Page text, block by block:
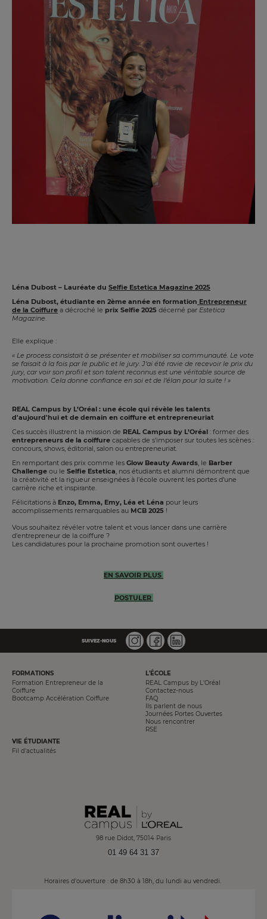
Léna Dubost – Lauréate du Selfie Estetica Magazine 2025
Léna Dubost, étudiante en 2ème année en formation Entrepreneur
de la Coiffure a décroché le prix Selfie 2025 décerné par Estetica
Magazine
Elle explique :
« Le process consistait à se présenter et mobiliser sa communauté. Le vote
se faisait à la fois par le public et le jury. J’ai été ravie de recevoir le prix du
jury, car voir son profil et son talent reconnus est une véritable source de
motivation. Cela donne confiance en soi et de l’élan pour la suite ! »
REAL Campus by L’Oréal : une école qui révèle les talents
d'aujourd'hui et de demain en coiffure et entrepreneuriat
Ces succès illustrent la mission de REAL Campus by L’Oréal : former des
entrepreneurs de la coiffure capables de s’imposer sur toutes les scènes :
concours, shows, éditorial, salon ou entrepreneuriat.
En remportant des prix comme les Glow Beauty Awards , le Barber
Challenge ou le Selfie Estetica , nos étudiants et alumni démontrent que
la créativité et la rigueur enseignées à l’école ouvrent les portes d’une
carrière riche et inspirante.
Félicitations à Enzo, Emma, Emy, Léa et Léna pour leurs
accomplissements remarquables au MCB 2025 !
Vous souhaitez révéler votre talent et vous lancer dans une carrière
d’entrepreneur de la coiffure ?
Les candidatures pour la prochaine promotion sont ouvertes !
EN SAVOIR PLUS
POSTULER
SUIVEZ-NOUS
PIED
DE
PAGE
FORMATIONS
Formation Entrepreneur de la
Coiffure
Bootcamp Accélération Coiffure
L'ÉCOLE
REAL Campus by L'Oréal
Contactez-nous
FAQ
Ils parlent de nous
Journées Portes Ouvertes
Nous rencontrer
RSE
VIE ÉTUDIANTE
Fil d'actualités
98 rue Didot, 75014 Paris
01 49 64 31 37
Horaires d'ouverture : de 8h30 à 18h, du lundi au vendredi.